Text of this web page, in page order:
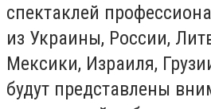
спектаклей
из Украины, России,
Мексики, Израиля,
будут представлены